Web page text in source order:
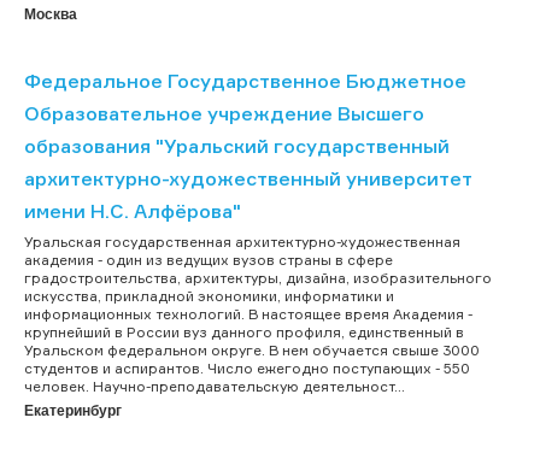
Москва
Федеральное Государственное Бюджетное
Образовательное учреждение Высшего
образования "Уральский государственный
архитектурно-художественный университет
имени Н.С. Алфёрова"
Уральская государственная архитектурно-художественная
академия - один из ведущих вузов страны в сфере
градостроительства, архитектуры, дизайна, изобразительного
искусства, прикладной экономики, информатики и
информационных технологий. В настоящее время Академия -
крупнейший в России вуз данного профиля, единственный в
Уральском федеральном округе. В нем обучается свыше 3000
студентов и аспирантов. Число ежегодно поступающих - 550
человек. Научно-преподавательскую деятельност...
Екатеринбург